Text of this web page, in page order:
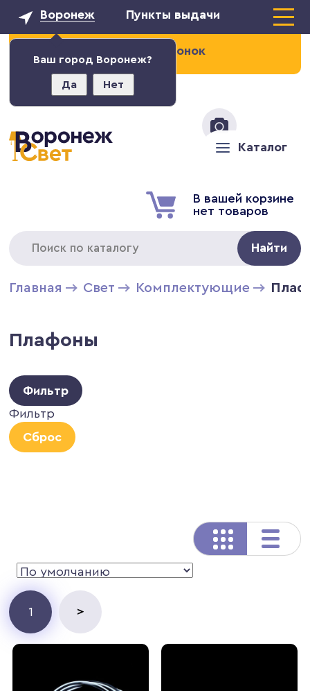
Воронеж
Ваш город Воронеж?
Да Нет
Пункты выдачи
Заказать звонок
+7 (473) 211-02-93
Каталог
В вашей корзине
нет товаров
Найти
Главная Свет Комплектующие
Плафоны
Фильтр
Фильтр
Сброс
1 >